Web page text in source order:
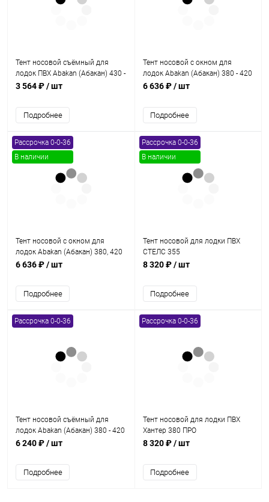
Тент носовой съёмный для
лодок ПВХ Abakan (Абакан) 430 -
480 jet
3 564 ₽/ шт
Подробнее
Тент носовой с окном для
лодок Abakan (Абакан) 380 - 420
JET красный
6 636 ₽/ шт
Подробнее
Рассрочка 0-0-36
В наличии
Тент носовой с окном для
лодок Abakan (Абакан) 380, 420
JET / Allaska (Аляска) 470, 520
6 636 ₽/ шт
Подробнее
Рассрочка 0-0-36
В наличии
Тент носовой для лодки ПВХ
СТЕЛС 355
8 320 ₽/ шт
Подробнее
Рассрочка 0-0-36
Тент носовой съёмный для
лодок Abakan (Абакан) 380 - 420
jet
6 240 ₽/ шт
Подробнее
Рассрочка 0-0-36
Тент носовой для лодки ПВХ
Хантер 380 ПРО
8 320 ₽/ шт
Подробнее